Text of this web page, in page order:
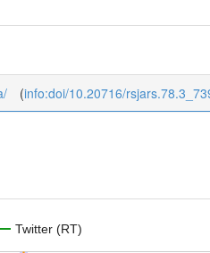
(info:doi/10.20716/
Twitter (RT)